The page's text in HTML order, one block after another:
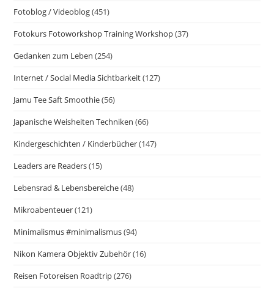
Fotoblog / Videoblog(451)
Fotokurs Fotoworkshop Training Workshop(37)
Gedanken zum Leben (254)
Internet / Social Media Sichtbarkeit(127)
Jamu Tee Saft Smoothie(56)
Japanische Weisheiten Techniken (66)
Kindergeschichten / Kinderbücher(147)
Leaders are Readers(15)
Lebensrad & Lebensbereiche(48)
Mikroabenteuer(121)
Minimalismus #minimalismus(94)
Nikon Kamera Objektiv Zubehör(16)
Reisen Fotoreisen Roadtrip(276)